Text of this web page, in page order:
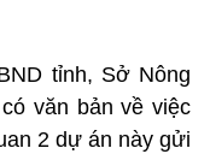
tỉnh, Sở Nông
văn bản về việc
2 dự án này gửi